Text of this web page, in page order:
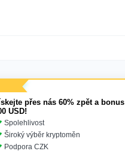
přes nás 60% zpět a bonus
USD!
Spolehlivost
Široký výběr kryptoměn
Podpora CZK